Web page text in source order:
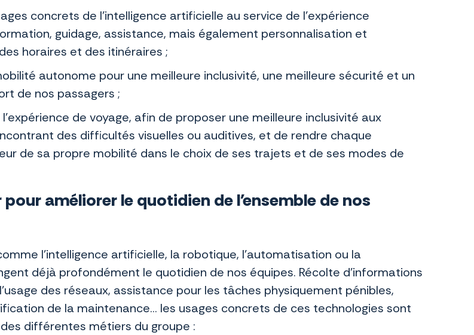
concrets de l’intelligence artificielle au service de l’expérience
guidage, assistance, mais également personnalisation et
horaires et des itinéraires ;
autonome pour une meilleure inclusivité, une meilleure sécurité et un
de nos passagers ;
l’expérience de voyage, afin de proposer une meilleure inclusivité aux
des difficultés visuelles ou auditives, et de rendre chaque
de sa propre mobilité dans le choix de ses trajets et de ses modes de
améliorer le quotidien de l'ensemble de nos
l’intelligence artificielle, la robotique, l’automatisation ou la
déjà profondément le quotidien de nos équipes. Récolte d’informations
des réseaux, assistance pour les tâches physiquement pénibles,
de la maintenance… les usages concrets de ces technologies sont
différentes métiers du groupe :